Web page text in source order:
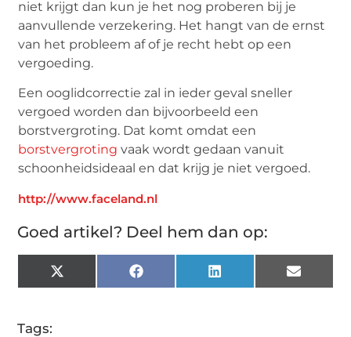
niet krijgt dan kun je het nog proberen bij je
aanvullende verzekering. Het hangt van de ernst
van het probleem af of je recht hebt op een
vergoeding.
Een ooglidcorrectie zal in ieder geval sneller
vergoed worden dan bijvoorbeeld een
borstvergroting. Dat komt omdat een
borstvergroting vaak wordt gedaan vanuit
schoonheidsideaal en dat krijg je niet vergoed.
http://www.faceland.nl
Goed artikel? Deel hem dan op:
X
(Twitter)
Facebook LinkedIn Email
Tags: